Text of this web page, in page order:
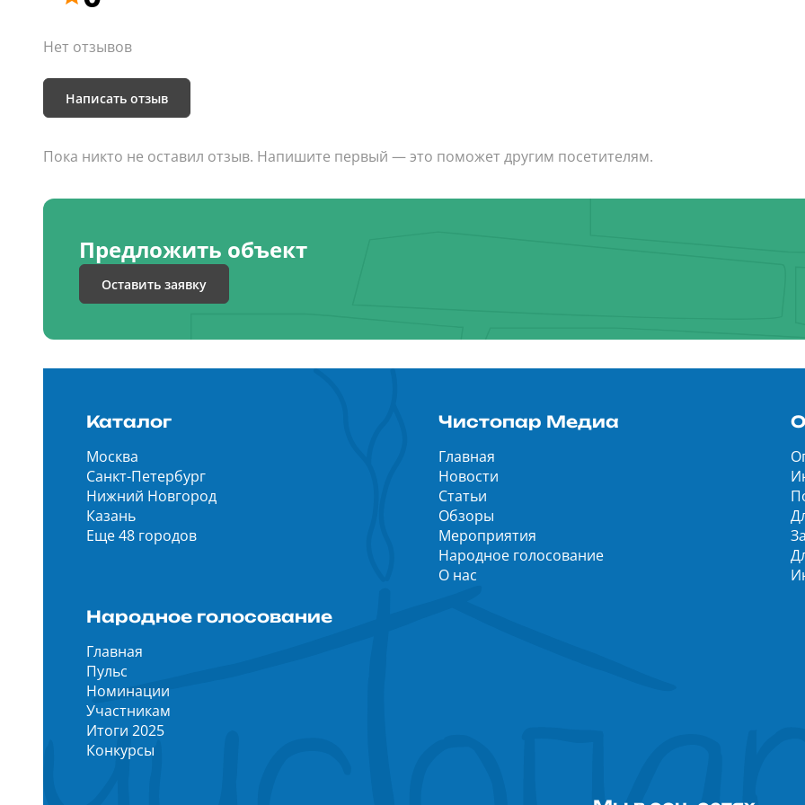
Нет отзывов
Написать отзыв
Пока никто не оставил отзыв. Напишите первый — это поможет другим посетителям.
Предложить объект
Оставить заявку
Каталог
Москва
Санкт-Петербург
Нижний Новгород
Казань
Еще 48 городов
Чистопар Медиа
Главная
Новости
Статьи
Обзоры
Мероприятия
Народное голосование
О нас
Народное голосование
Главная
Пульс
Номинации
Участникам
Итоги 2025
Конкурсы